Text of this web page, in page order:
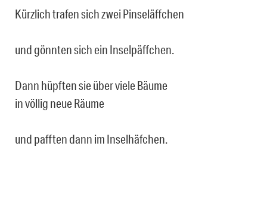
Kürzlich trafen sich zwei Pinseläffchen
und gönnten sich ein Inselpäffchen.
Dann hüpften sie über viele Bäume
in völlig neue Räume
und pafften dann im Inselhäfchen.